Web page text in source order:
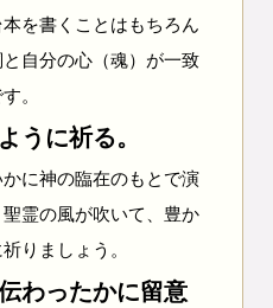
を書くことはもちろん
自分の心（魂）が一致
。
うに祈る。
に神の臨在のもとで演
霊の風が吹いて、豊か
りましょう。
わったかに留意